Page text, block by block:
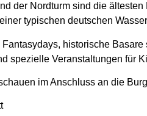
der Nordturm sind die
typischen deutschen
historische
spezielle Veranstaltungen für
im Anschluss an die